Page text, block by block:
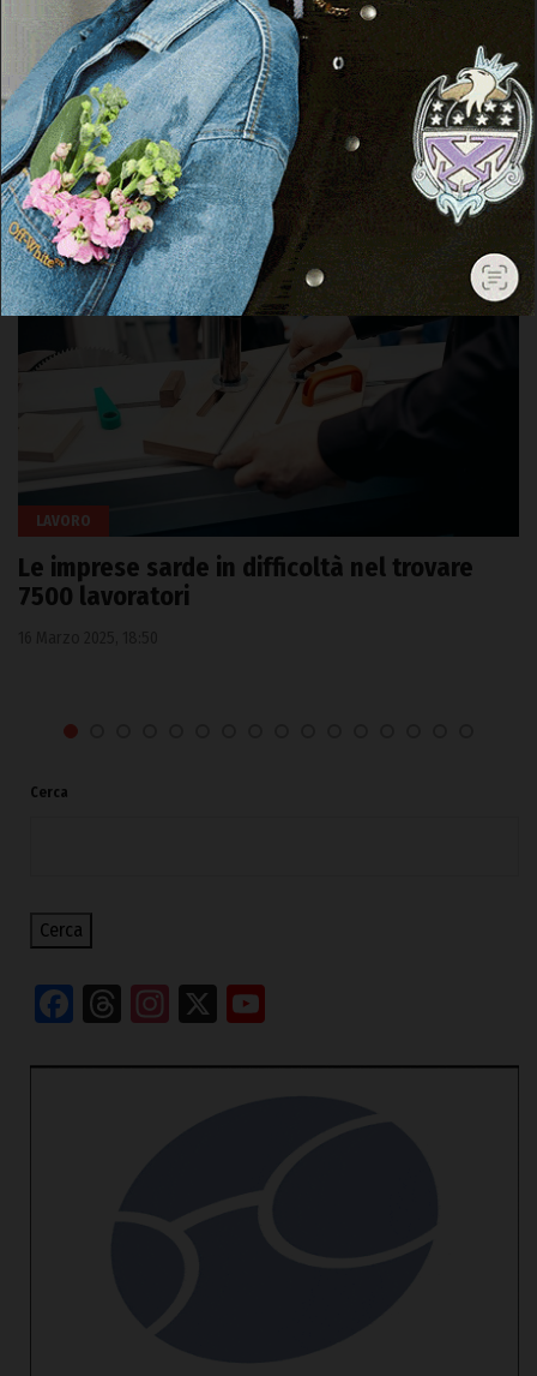
POTREBBE PIACERTI ANCHE
LAVORO
Le imprese sarde in difficoltà nel trovare
7500 lavoratori
Cerca
Cerca
Facebook
Threads
Instagram
X